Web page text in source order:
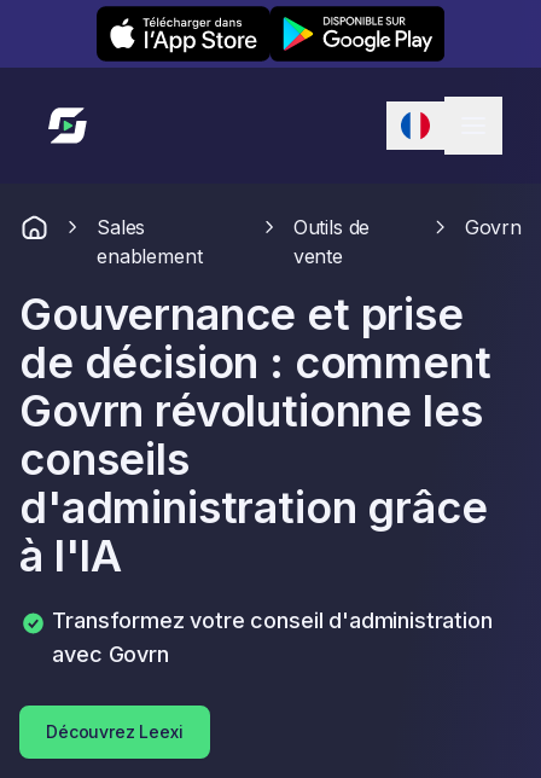
Leexi on iOS Leexi on Android
Lien vers l'accueil
Sales
enablement
Outils de
vente
Govrn
Gouvernance et prise
de décision : comment
Govrn révolutionne les
conseils
d'administration grâce
à l'IA
Transformez votre conseil d'administration
avec Govrn
Découvrez Leexi